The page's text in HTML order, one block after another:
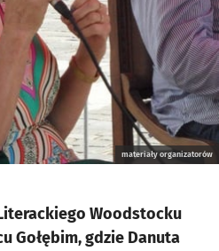
materiały organizatorów
Woodstocku
Gołębim, gdzie Danuta